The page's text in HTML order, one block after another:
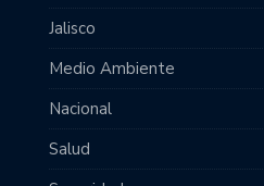
Jalisco
Medio Ambiente
Nacional
Salud